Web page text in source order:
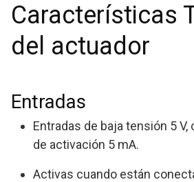
Características
del actuador
Entradas
Entradas de baja tensión 5
de activación 5 mA.
Activas cuando están